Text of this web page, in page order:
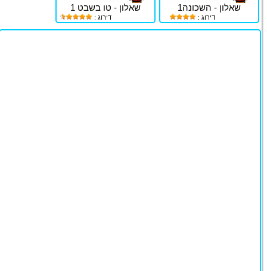
שאלון - השכונה1
דירוג :
שאלון - טו בשבט 1
דירוג :